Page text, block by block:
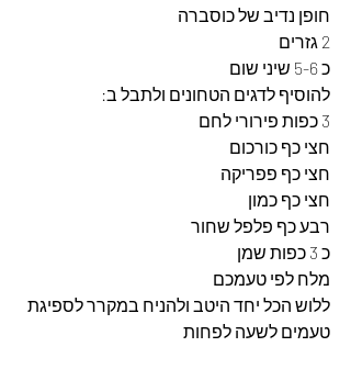
חופן נדיב של כוסברה
2 גזרים
כ 5-6 שיני שום
להוסיף לדגים הטחונים ולתבל ב:
3 כפות פירורי לחם
חצי כף כורכום
חצי כף פפריקה
חצי כף כמון
רבע כף פלפל שחור
כ 3 כפות שמן
מלח לפי טעמכם
ללוש הכל יחד היטב ולהניח במקרר לספיגת
טעמים לשעה לפחות